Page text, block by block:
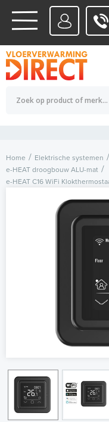
WATERSYSTEMEN
ELEKTRISCHE SYSTEMEN
Home Elektrische systemen
e-HEAT droogbouw ALU-mat
e-HEAT C16 WiFi